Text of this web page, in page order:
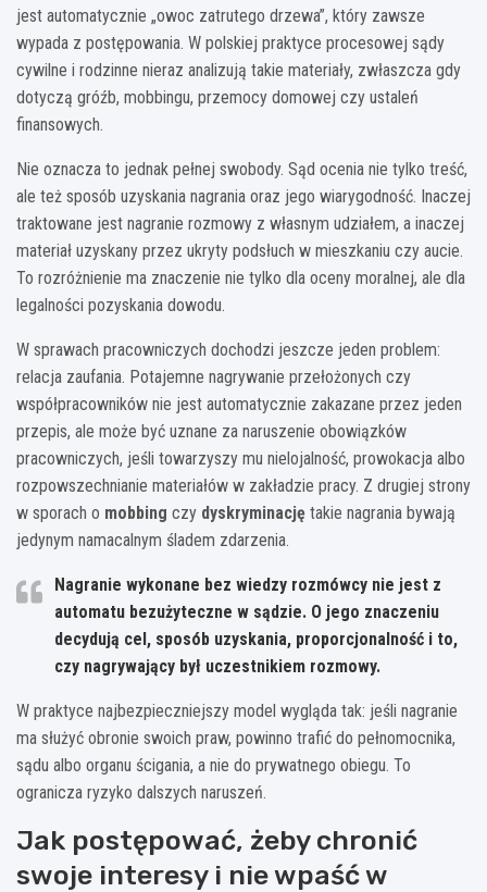
jest automatycznie „owoc zatrutego drzewa”, który zawsze
wypada z postępowania. W polskiej praktyce procesowej sądy
cywilne i rodzinne nieraz analizują takie materiały, zwłaszcza gdy
dotyczą gróźb, mobbingu, przemocy domowej czy ustaleń
finansowych.
Nie oznacza to jednak pełnej swobody. Sąd ocenia nie tylko treść,
ale też sposób uzyskania nagrania oraz jego wiarygodność. Inaczej
traktowane jest nagranie rozmowy z własnym udziałem, a inaczej
materiał uzyskany przez ukryty podsłuch w mieszkaniu czy aucie.
To rozróżnienie ma znaczenie nie tylko dla oceny moralnej, ale dla
legalności pozyskania dowodu.
W sprawach pracowniczych dochodzi jeszcze jeden problem:
relacja zaufania. Potajemne nagrywanie przełożonych czy
współpracowników nie jest automatycznie zakazane przez jeden
przepis, ale może być uznane za naruszenie obowiązków
pracowniczych, jeśli towarzyszy mu nielojalność, prowokacja albo
rozpowszechnianie materiałów w zakładzie pracy. Z drugiej strony
w sporach o mobbing czy dyskryminację takie nagrania bywają
jedynym namacalnym śladem zdarzenia.
Nagranie wykonane bez wiedzy rozmówcy nie jest z
automatu bezużyteczne w sądzie. O jego znaczeniu
decydują cel, sposób uzyskania, proporcjonalność i to,
czy nagrywający był uczestnikiem rozmowy.
W praktyce najbezpieczniejszy model wygląda tak: jeśli nagranie
ma służyć obronie swoich praw, powinno trafić do pełnomocnika,
sądu albo organu ścigania, a nie do prywatnego obiegu. To
ogranicza ryzyko dalszych naruszeń.
Jak postępować, żeby chronić
swoje interesy i nie wpaść w